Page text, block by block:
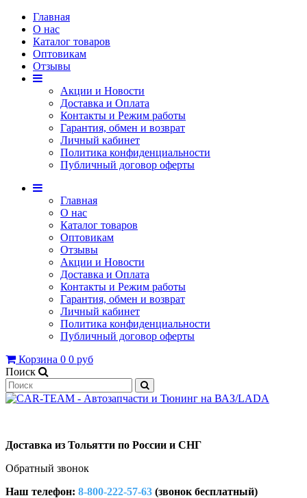
Главная
О нас
Каталог товаров
Оптовикам
Отзывы
Акции и Новости
Доставка и Оплата
Контакты и Режим работы
Гарантия, обмен и возврат
Личный кабинет
Политика конфиденциальности
Публичный договор оферты
Главная
О нас
Каталог товаров
Оптовикам
Отзывы
Акции и Новости
Доставка и Оплата
Контакты и Режим работы
Гарантия, обмен и возврат
Личный кабинет
Политика конфиденциальности
Публичный договор оферты
Корзина 0 0 руб
Поиск
Доставка из Тольятти по России и СНГ
Обратный звонок
Наш телефон: 8-800-222-57-63 (звонок бесплатный)